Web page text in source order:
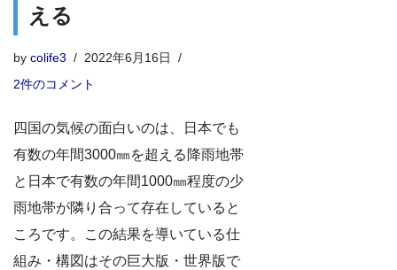
える
by colife3
2022年6月16日
2件のコメント
四国の気候の面白いのは、日本でも
有数の年間3000㎜を超える降雨地帯
と日本で有数の年間1000㎜程度の少
雨地帯が隣り合って存在していると
ころです。この結果を導いている仕
組み・構図はその巨大版・世界版で